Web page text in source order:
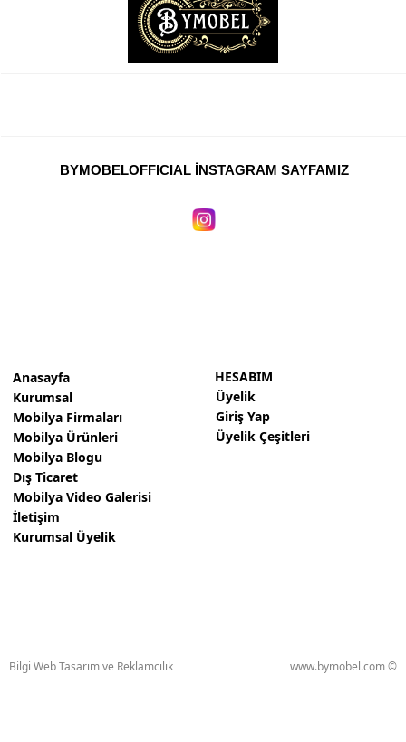
BYMOBELOFFICIAL İNSTAGRAM SAYFAMIZ
Anasayfa
Kurumsal
Mobilya Firmaları
Mobilya Ürünleri
Mobilya Blogu
Dış Ticaret
Mobilya Video Galerisi
İletişim
Kurumsal Üyelik
HESABIM
Üyelik
Giriş Yap
Üyelik Çeşitleri
Bilgi Web Tasarım ve Reklamcılık www.bymobel.com ©